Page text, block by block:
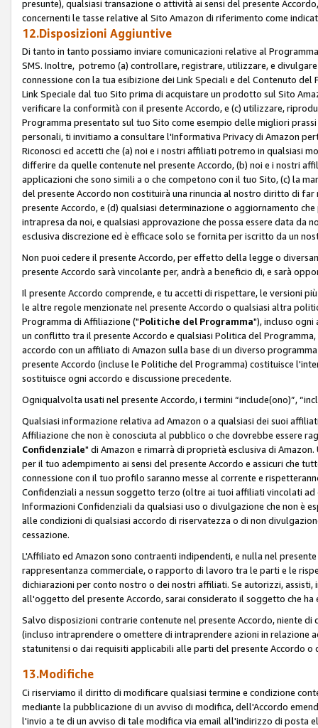
presunte), qualsiasi transazione o attività ai sensi del presente
concernenti le tasse relative al Sito Amazon di riferimento come
12.Disposizioni Aggiuntive
Di tanto in tanto possiamo inviare comunicazioni relative al
SMS. Inoltre, potremo (a) controllare, registrare, utilizzare, e
connessione con la tua esibizione dei Link Speciali e del Contenuto
Link Speciale dal tuo Sito prima di acquistare un prodotto sul Sito
verificare la conformità con il presente Accordo, e (c) utilizzare,
Programma presentato sul tuo Sito come esempio delle migliori
personali, ti invitiamo a consultare l'Informativa Privacy di Amazon
Riconosci ed accetti che (a) noi e i nostri affiliati potremo in qualsiasi
differire da quelle contenute nel presente Accordo, (b) noi e i nostri
applicazioni che sono simili a o che competono con il tuo Sito, (c) la
del presente Accordo non costituirà una rinuncia al nostro diritto di
presente Accordo, e (d) qualsiasi determinazione o aggiornamento
intrapresa da noi, e qualsiasi approvazione che possa essere data
esclusiva discrezione ed è efficace solo se fornita per iscritto da un
Non puoi cedere il presente Accordo, per effetto della legge o
presente Accordo sarà vincolante per, andrà a beneficio di, e sarà
Il presente Accordo comprende, e tu accetti di rispettare, le versioni
le altre regole menzionate nel presente Accordo o qualsiasi altra
Programma di Affiliazione ("Politiche del Programma"), incluso
un conflitto tra il presente Accordo e qualsiasi Politica del
accordo con un affiliato di Amazon sulla base di un diverso
presente Accordo (incluse le Politiche del Programma) costituisce
sostituisce ogni accordo e discussione precedente.
Ogniqualvolta usati nel presente Accordo, i termini “include(ono)”,
Qualsiasi informazione relativa ad Amazon o a qualsiasi dei suoi
Affiliazione che non è conosciuta al pubblico o che dovrebbe essere
Confidenziale" di Amazon e rimarrà di proprietà esclusiva di
per il tuo adempimento ai sensi del presente Accordo e assicuri che
connessione con il tuo profilo saranno messe al corrente e
Confidenziali a nessun soggetto terzo (oltre ai tuoi affiliati vincolati
Informazioni Confidenziali da qualsiasi uso o divulgazione che non è
alle condizioni di qualsiasi accordo di riservatezza o di non
cessazione.
L'Affiliato ed Amazon sono contraenti indipendenti, e nulla nel
rappresentanza commerciale, o rapporto di lavoro tra le parti e le
dichiarazioni per conto nostro o dei nostri affiliati. Se autorizzi,
all'oggetto del presente Accordo, sarai considerato il soggetto che
Salvo disposizioni contrarie contenute nel presente Accordo, niente
(incluso intraprendere o omettere di intraprendere azioni in relazione
statunitensi o dai requisiti applicabili alle parti del presente Accordo o
13.Modifiche
Ci riserviamo il diritto di modificare qualsiasi termine e condizione
mediante la pubblicazione di un avviso di modifica, dell'Accordo
l'invio a te di un avviso di tale modifica via email all'indirizzo di